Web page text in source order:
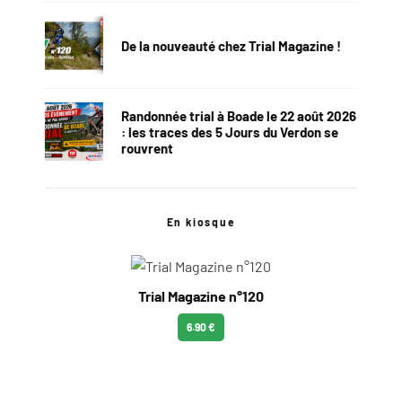
De la nouveauté chez Trial Magazine !
Randonnée trial à Boade le 22 août 2026
: les traces des 5 Jours du Verdon se
rouvrent
En kiosque
Trial Magazine n°120
6.90 €